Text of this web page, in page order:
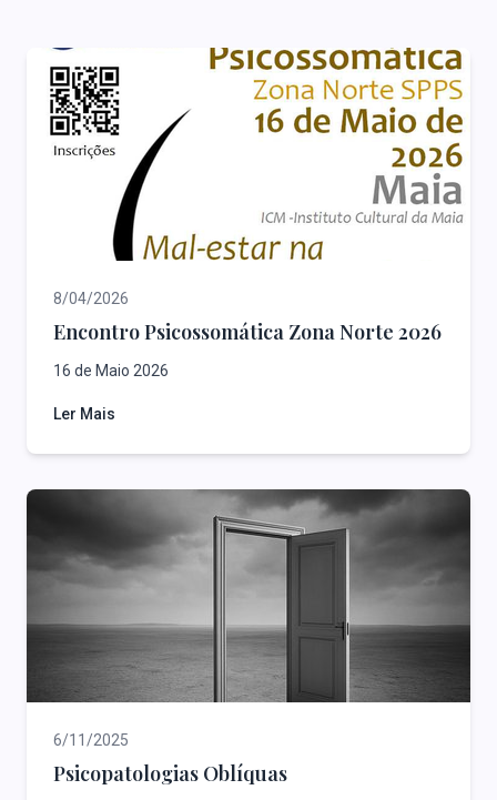
8/04/2026
Encontro Psicossomática Zona Norte 2026
16 de Maio 2026
Ler Mais
6/11/2025
Psicopatologias Oblíquas